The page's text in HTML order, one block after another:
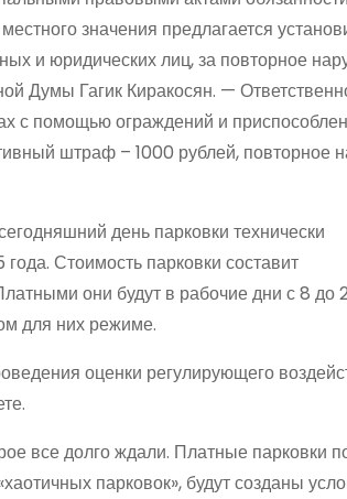
значения предлагается
и юридических лиц, за повторное
Думы Гагик Киракосян. —
с помощью ограждений и
штраф – 1000 рублей, повторное
день парковки технически
Стоимость парковки составит
они будут в рабочие дни с 8 до
для них режиме.
оценки регулирующего
все долго ждали. Платные парковки
парковок», будут созданы